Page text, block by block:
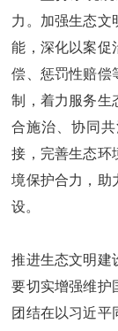
力。加强生态文
能，深化以案促
偿、惩罚性赔偿
制，着力服务生
合施治、协同
接，完善生态环
境保护合力，助
设。
推进生态文明建
要切实增强维护
团结在以习近平